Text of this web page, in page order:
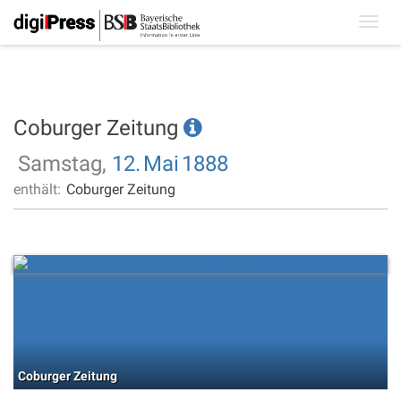
Coburger Zeitung
Samstag, 12. Mai 1888
enthält: Coburger Zeitung
Coburger Zeitung